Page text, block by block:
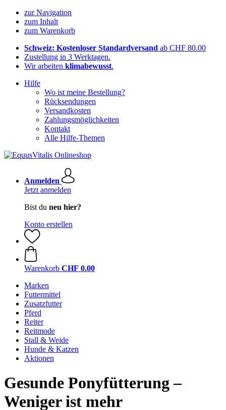
zur Navigation
zum Inhalt
zum Warenkorb
Schweiz: Kostenloser Standardversand ab CHF 80.00
Zustellung in 3 Werktagen.
Wir arbeiten klimabewusst.
Hilfe
Wo ist meine Bestellung?
Rücksendungen
Versandkosten
Zahlungsmöglichkeiten
Kontakt
Alle Hilfe-Themen
Anmelden
Jetzt anmelden
Bist du neu hier?
Konto erstellen
Warenkorb CHF 0.00
Marken
Futtermittel
Zusatzfutter
Pferd
Reiter
Reitmode
Stall & Weide
Hunde & Katzen
Aktionen
Gesunde Ponyfütterung –
Weniger ist mehr